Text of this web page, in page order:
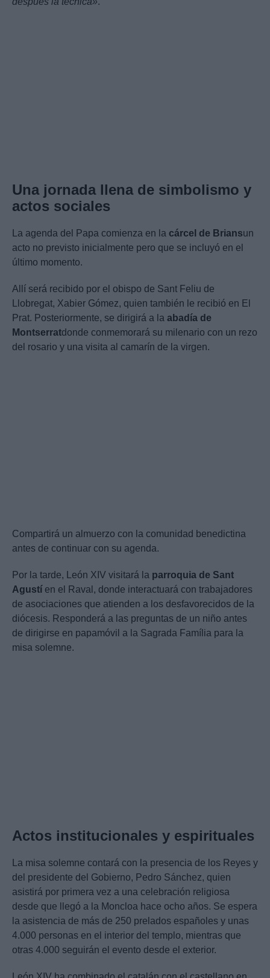
Una jornada llena de simbolismo y
actos sociales
La agenda del Papa comienza en la cárcel de Briansun
acto no previsto inicialmente pero que se incluyó en el
último momento.
Allí será recibido por el obispo de Sant Feliu de
Llobregat, Xabier Gómez, quien también le recibió en El
Prat. Posteriormente, se dirigirá a la abadía de
Montserratdonde conmemorará su milenario con un rezo
del rosario y una visita al camarín de la virgen.
Compartirá un almuerzo con la comunidad benedictina
antes de continuar con su agenda.
Por la tarde, León XIV visitará la parroquia de Sant
Agustí en el Raval, donde interactuará con trabajadores
de asociaciones que atienden a los desfavorecidos de la
diócesis. Responderá a las preguntas de un niño antes
de dirigirse en papamóvil a la Sagrada Família para la
misa solemne.
Actos institucionales y espirituales
La misa solemne contará con la presencia de los Reyes y
del presidente del Gobierno, Pedro Sánchez, quien
asistirá por primera vez a una celebración religiosa
desde que llegó a la Moncloa hace ocho años. Se espera
la asistencia de más de 250 prelados españoles y unas
4.000 personas en el interior del templo, mientras que
otras 4.000 seguirán el evento desde el exterior.